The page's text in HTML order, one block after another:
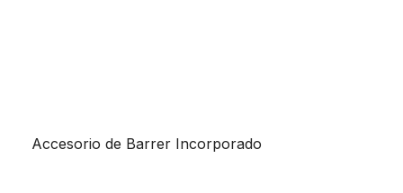
Accesorio de Barrer Incorporado